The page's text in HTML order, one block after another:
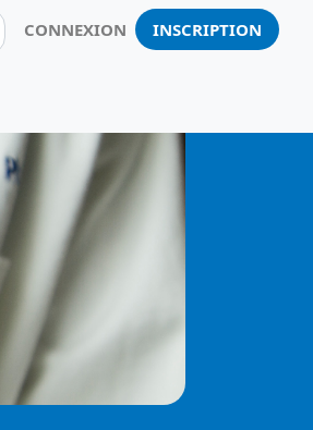
CONNEXION INSCRIPTION